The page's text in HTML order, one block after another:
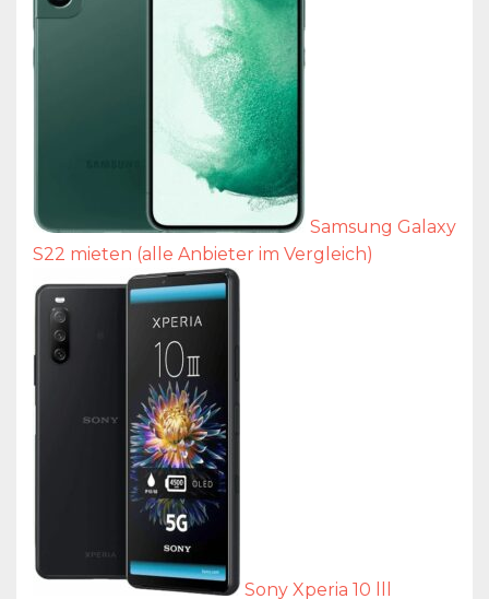
Samsung Galaxy
S22 mieten (alle Anbieter im Vergleich)
Sony Xperia 10 lll